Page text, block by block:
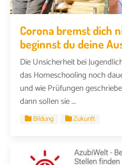
Corona bremst dich
beginnst du deine
Die Unsicherheit bei
das Homeschooling noch
und wie Prüfungen
dann sollen sie ...
Bildung Zukunft